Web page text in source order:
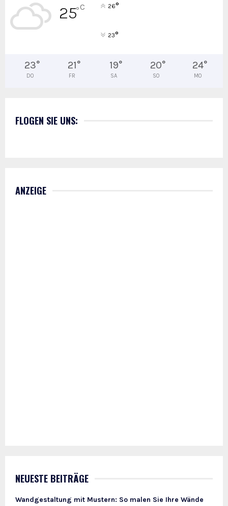
25°C 26°
23°
23°
DO
21°
FR
19°
SA
20°
SO
24°
MO
FLOGEN SIE UNS:
ANZEIGE
NEUESTE BEITRÄGE
Wandgestaltung mit Mustern: So malen Sie Ihre Wände